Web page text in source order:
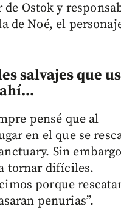
Ostok y
de Noé, el
salvajes que
pensé que al
en el que se
Sin
tornar difíciles.
porque
penurias”.